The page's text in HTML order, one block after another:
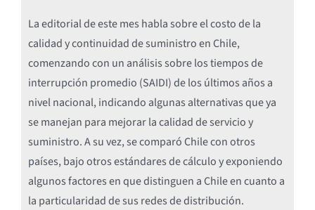
La editorial de este mes habla sobre el costo de la
calidad y continuidad de suministro en Chile,
comenzando con un análisis sobre los tiempos de
interrupción promedio (SAIDI) de los últimos años a
nivel nacional, indicando algunas alternativas que ya
se manejan para mejorar la calidad de servicio y
suministro. A su vez, se comparó Chile con otros
países, bajo otros estándares de cálculo y exponiendo
algunos factores en que distinguen a Chile en cuanto a
la particularidad de sus redes de distribución.